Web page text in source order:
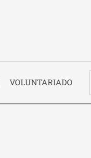
VOLUNTARIADO